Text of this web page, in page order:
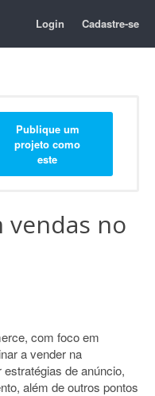
Login Cadastre-se
Publique um
projeto como
este
no
com foco em
a vender na
de anúncio,
além de outros pontos